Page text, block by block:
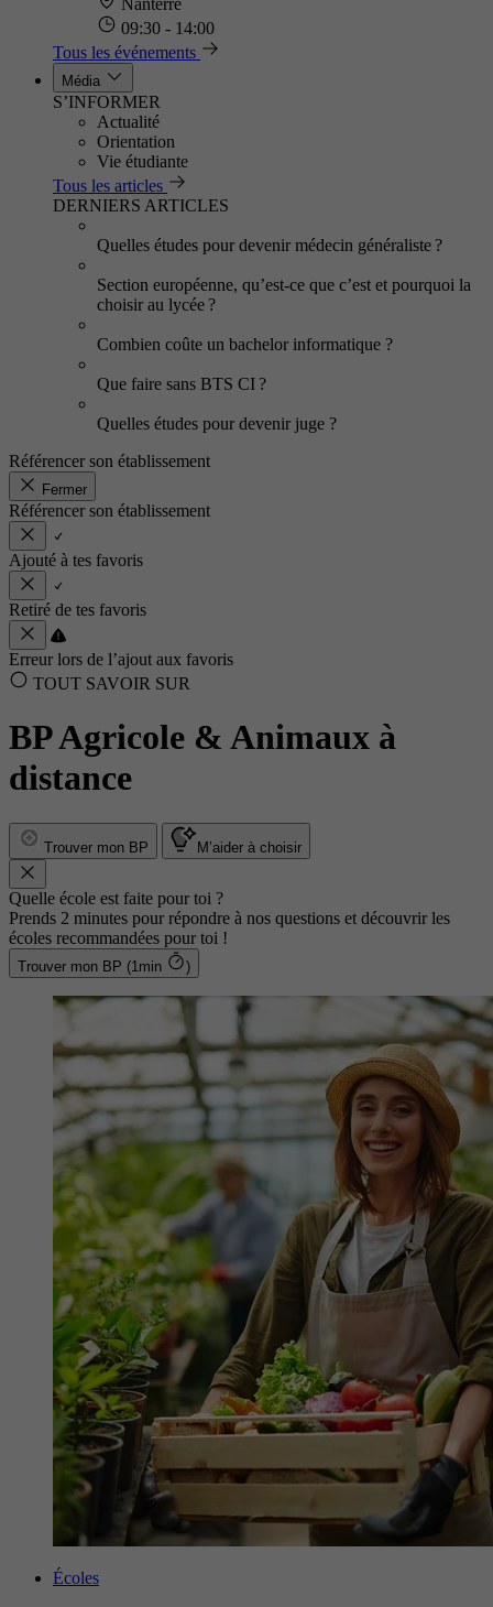
Nanterre
09:30 - 14:00
Tous les événements
Média
S’INFORMER
Actualité
Orientation
Vie étudiante
Tous les articles
DERNIERS ARTICLES
Quelles études pour devenir médecin généraliste ?
Section européenne, qu’est-ce que c’est et pourquoi la
choisir au lycée ?
Combien coûte un bachelor informatique ?
Que faire sans BTS CI ?
Quelles études pour devenir juge ?
Référencer son établissement
Fermer
Référencer son établissement
Ajouté à tes favoris
Retiré de tes favoris
Erreur lors de l’ajout aux favoris
TOUT SAVOIR SUR
BP Agricole & Animaux à
distance
Trouver mon BP M’aider à choisir
Quelle école est faite pour toi ?
Prends 2 minutes pour répondre à nos questions et découvrir les
écoles recommandées pour toi !
Trouver mon BP (1min )
Écoles